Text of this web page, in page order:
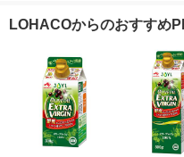
ゴマ（イチオ
LOHACOからのおすすめ